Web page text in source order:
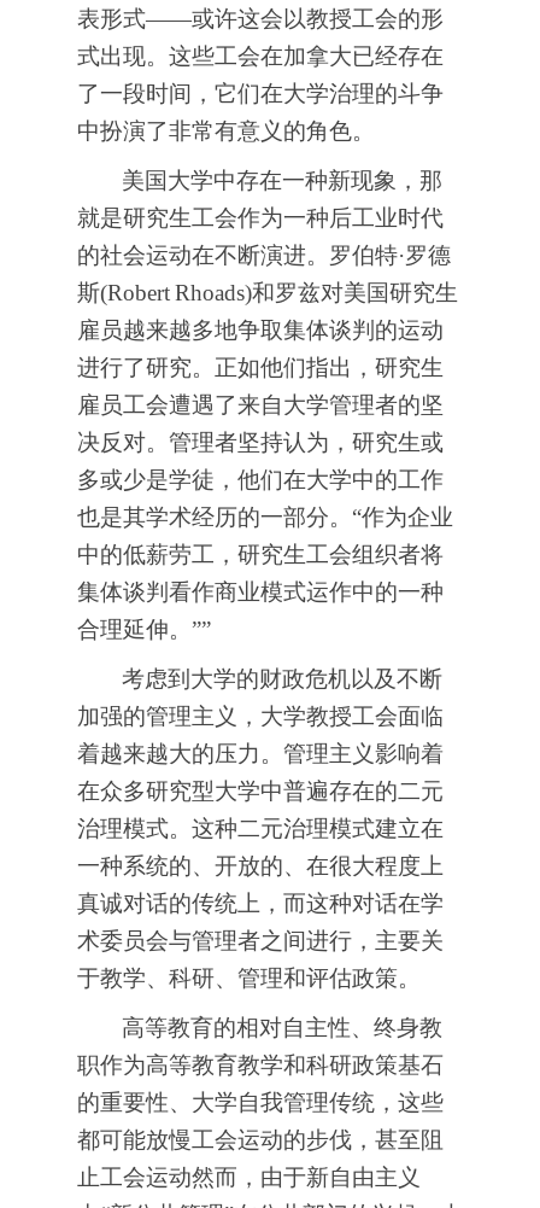
表形式——或许这会以教授工会的形
式出现。这些工会在加拿大已经存在
了一段时间，它们在大学治理的斗争
中扮演了非常有意义的角色。
美国大学中存在一种新现象，那
就是研究生工会作为一种后工业时代
的社会运动在不断演进。罗伯特·罗德
斯(RobertRhoads)和罗兹对美国研究生
雇员越来越多地争取集体谈判的运动
进行了研究。正如他们指出，研究生
雇员工会遭遇了来自大学管理者的坚
决反对。管理者坚持认为，研究生或
多或少是学徒，他们在大学中的工作
也是其学术经历的一部分。“作为企业
中的低薪劳工，研究生工会组织者将
集体谈判看作商业模式运作中的一种
合理延伸。””
考虑到大学的财政危机以及不断
加强的管理主义，大学教授工会面临
着越来越大的压力。管理主义影响着
在众多研究型大学中普遍存在的二元
治理模式。这种二元治理模式建立在
一种系统的、开放的、在很大程度上
真诚对话的传统上，而这种对话在学
术委员会与管理者之间进行，主要关
于教学、科研、管理和评估政策。
高等教育的相对自主性、终身教
职作为高等教育教学和科研政策基石
的重要性、大学自我管理传统，这些
都可能放慢工会运动的步伐，甚至阻
止工会运动然而，由于新自由主义